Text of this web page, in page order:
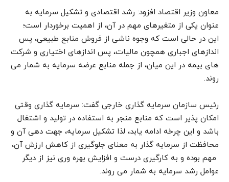
معاون وزیر اقتصاد افزود: رشد اقتصادی و تشکیل سرمایه به
عنوان یکی از متغیرهای مهم در آن، از اهمیت برخوردار است؛
این در حالی است که وجوه ناشی از فروش منابع طبیعی، پس
اندازهای اجباری همچون مالیات، پس اندازهای اختیاری و شرکت
های بیمه در این میان، از جمله منابع عرضه سرمایه به شمار می
روند.
رئیس سازمان سرمایه گذاری خارجی گفت: سرمایه گذاری وقتی
امکان پذیر است که منابع منجر به استفاده در تولید و اشتغال
باشد و این چرخه ادامه یابد، لذا تشکیل سرمایه، جهت دهی آن و
محافظت از سرمایه گذار به معنای جلوگیری از کاهش ارزش آن،
مهم بوده و به کارگیری درست و افزایش بهره وری نیز از دیگر
عوامل رشد سرمایه به شمار می روند.